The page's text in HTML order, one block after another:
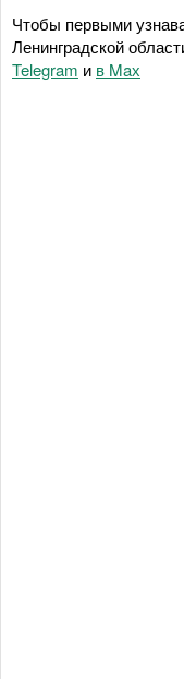
Чтобы первыми
Ленинградской
Telegram и в Maх